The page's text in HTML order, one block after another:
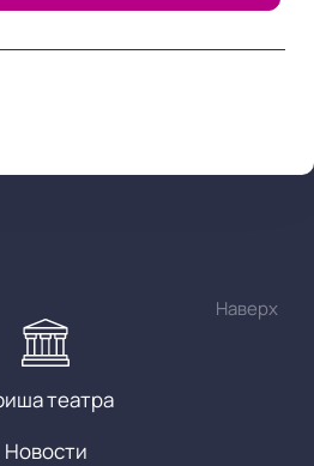
Наверх
театра
Новости